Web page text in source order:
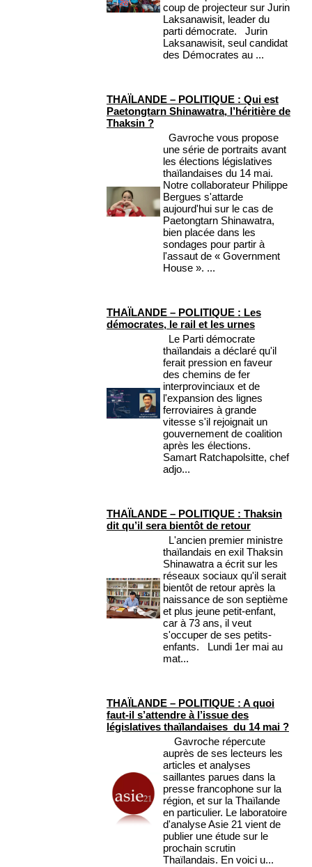
coup de projecteur sur Jurin
Laksanawisit, leader du
parti démocrate. Jurin
Laksanawisit, seul candidat
des Démocrates au ...
THAÏLANDE – POLITIQUE : Qui est
Paetongtarn Shinawatra, l’héritière de
Thaksin ?
Gavroche vous propose
une série de portraits avant
les élections législatives
thaïlandaises du 14 mai.
Notre collaborateur Philippe
Bergues s'attarde
aujourd'hui sur le cas de
Paetongtarn Shinawatra,
bien placée dans les
sondages pour partir à
l'assaut de « Government
House ». ...
THAÏLANDE – POLITIQUE : Les
démocrates, le rail et les urnes
Le Parti démocrate
thaïlandais a déclaré qu'il
ferait pression en faveur
des chemins de fer
interprovinciaux et de
l'expansion des lignes
ferroviaires à grande
vitesse s'il rejoignait un
gouvernement de coalition
après les élections.
Samart Ratchapolsitte, chef
adjo...
THAÏLANDE – POLITIQUE : Thaksin
dit qu’il sera bientôt de retour
L'ancien premier ministre
thaïlandais en exil Thaksin
Shinawatra a écrit sur les
réseaux sociaux qu'il serait
bientôt de retour après la
naissance de son septième
et plus jeune petit-enfant,
car à 73 ans, il veut
s'occuper de ses petits-
enfants. Lundi 1er mai au
mat...
THAÏLANDE – POLITIQUE : A quoi
faut-il s’attendre à l’issue des
législatives thaïlandaises du 14 mai ?
Gavroche répercute
auprès de ses lecteurs les
articles et analyses
saillantes parues dans la
presse francophone sur la
région, et sur la Thaïlande
en particulier. Le laboratoire
d'analyse Asie 21 vient de
publier une étude sur le
prochain scrutin
Thaïlandais. En voici u...